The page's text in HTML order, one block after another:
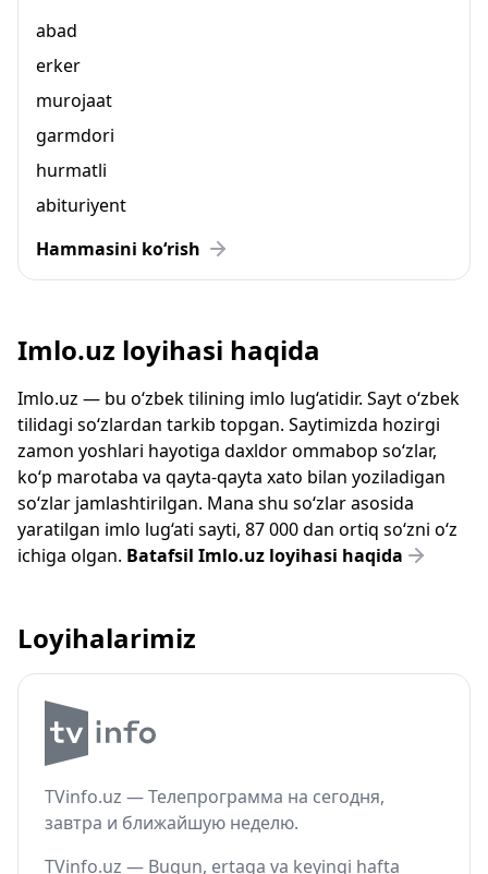
abad
erker
murojaat
garmdori
hurmatli
abituriyent
Hammasini ko‘rish
Imlo.uz loyihasi haqida
Imlo.uz — bu o‘zbek tilining imlo lug‘atidir. Sayt o‘zbek
tilidagi so‘zlardan tarkib topgan. Saytimizda hozirgi
zamon yoshlari hayotiga daxldor ommabop so‘zlar,
ko‘p marotaba va qayta-qayta xato bilan yoziladigan
so‘zlar jamlashtirilgan. Mana shu so‘zlar asosida
yaratilgan imlo lug‘ati sayti, 87 000 dan ortiq so‘zni o‘z
ichiga olgan. Batafsil Imlo.uz loyihasi haqida
Loyihalarimiz
TVinfo.uz — Телепрограмма на сегодня,
завтра и ближайшую неделю.
TVinfo.uz — Bugun, ertaga va keyingi hafta